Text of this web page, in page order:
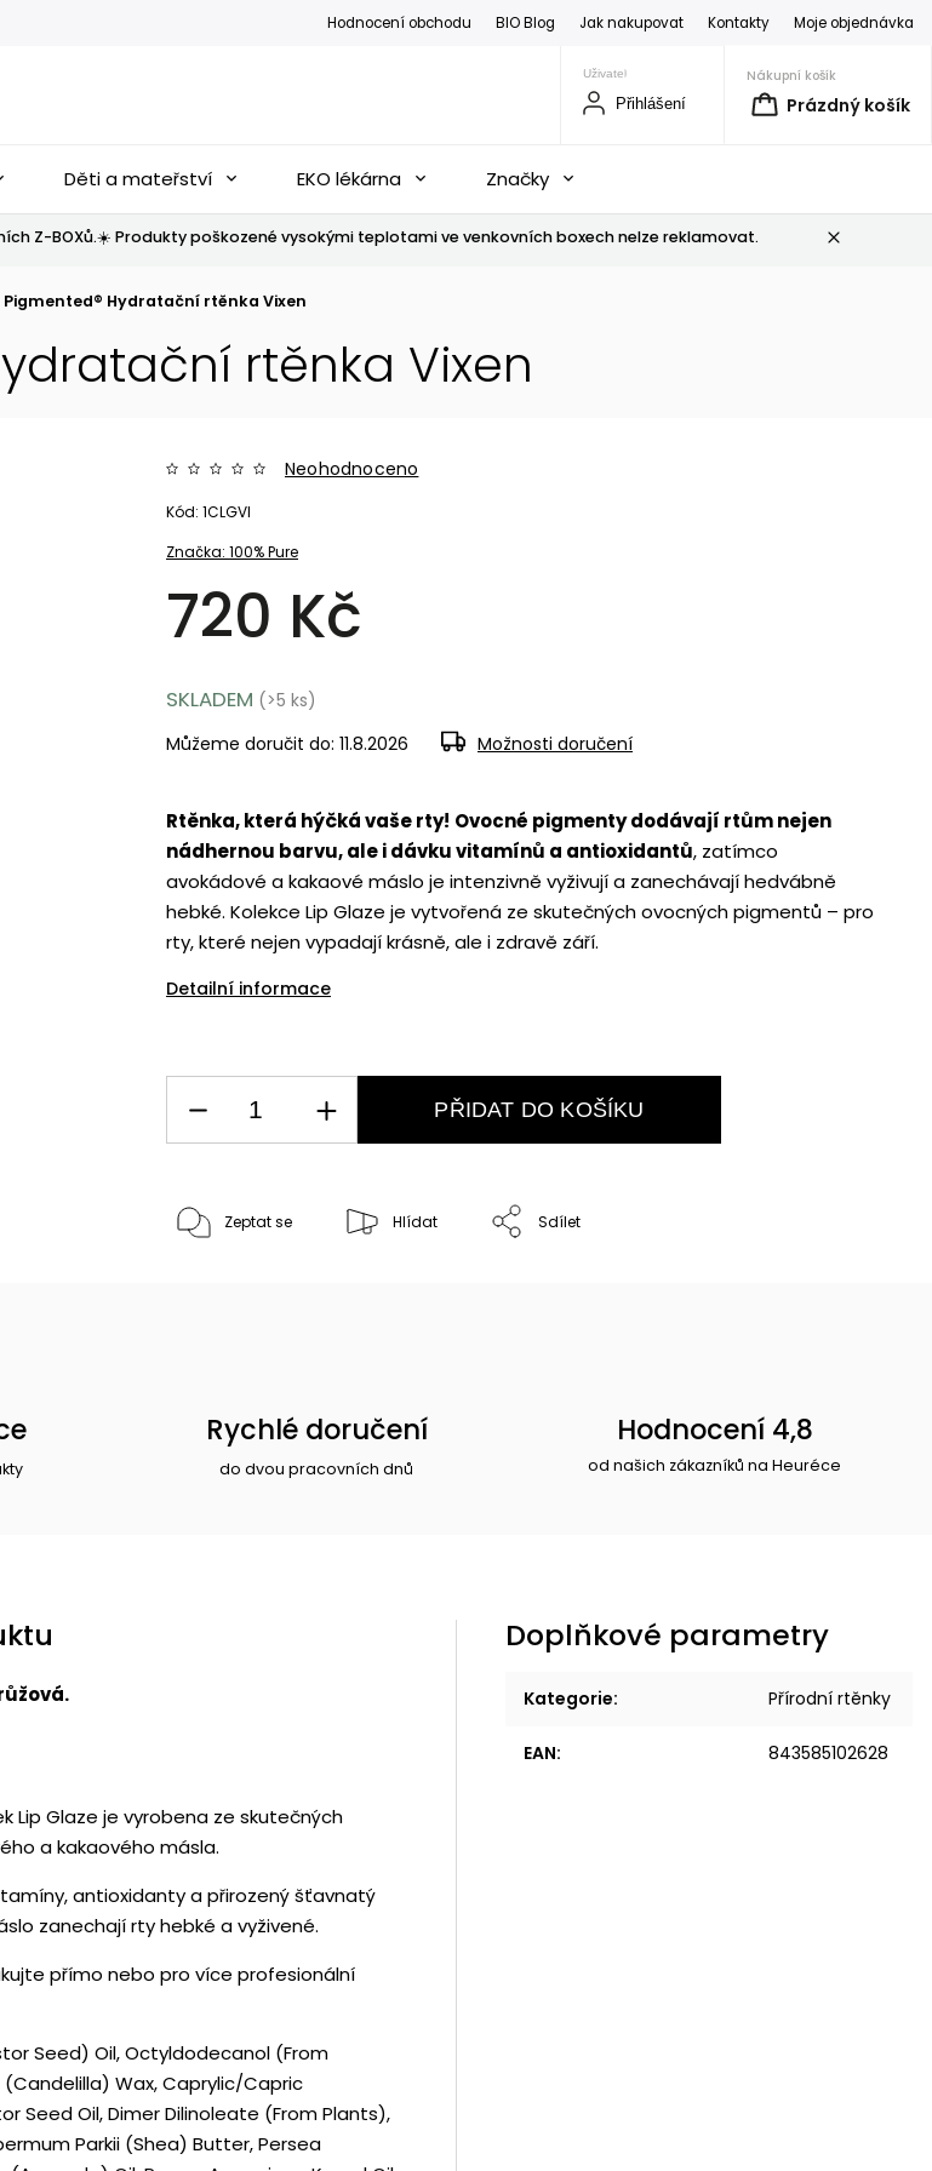
Hodnocení obchodu BIO Blog Jak nakupovat Kontakty Moje objednávka
Nákupní košík
Prázdný košík
Přihlášení
Děti a mateřství EKO lékárna Značky
Z-BOXů.☀️ Produkty poškozené vysokými teplotami ve venkovních boxech nelze reklamovat.
Pigmented® Hydratační rtěnka Vixen
rtěnka Vixen
Značka:100% Pure
Neohodnoceno
720 Kč
Kód: 1CLGVI
Rtěnka, která hýčká vaše rty! Ovocné pigmenty dodávají rtům nejen
nádhernou barvu, ale i dávku vitamínů a antioxidantů, zatímco
avokádové a kakaové máslo je intenzivně vyživují a zanechávají hedvábně
hebké. Kolekce Lip Glaze je vytvořená ze skutečných ovocných pigmentů – pro
rty, které nejen vypadají krásně, ale i zdravě září.
Detailní informace
SKLADEM (>5 ks)
Můžeme doručit do: 11.8.2026 Možnosti doručení
PŘIDAT DO KOŠÍKU
Zeptat se Hlídat Sdílet
Rychlé doručení
do dvou pracovních dnů
Hodnocení 4,8
od našich zákazníků na Heuréce
Lip Glaze je vyrobena ze skutečných
a kakaového másla.
antioxidanty a přirozený šťavnatý
zanechají rty hebké a vyživené.
přímo nebo pro více profesionální
Seed) Oil, Octyldodecanol (From
Wax, Caprylic/Capric
Seed Oil, Dimer Dilinoleate (From Plants),
Parkii (Shea) Butter, Persea
Doplňkové parametry
Kategorie: Přírodní rtěnky
EAN: 843585102628